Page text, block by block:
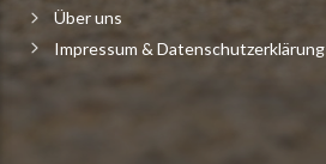
Über uns
Impressum & Datenschutzerklärung